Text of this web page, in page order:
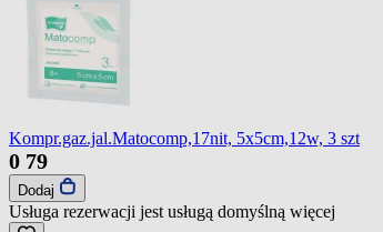
Kompr.gaz.jal.Matocomp,17nit, 5x5cm,12w, 3 szt
0 79
Dodaj
Usługa rezerwacji jest usługą domyślną więcej